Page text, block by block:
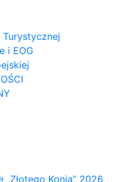
i EOG
Konia” 2026